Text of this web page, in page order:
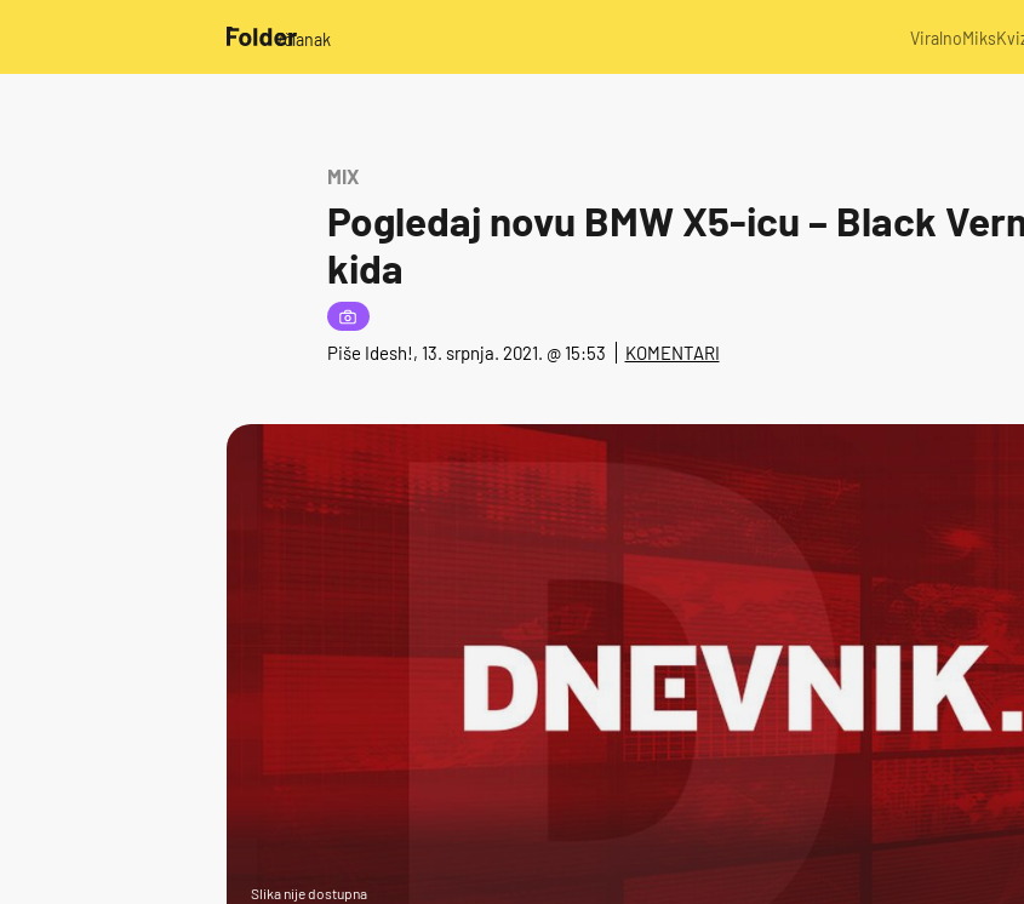
/članak ViralnoMiks
MIX
Pogledaj novu BMW X5-icu – Black
kida
Piše Idesh!, 13. srpnja. 2021. @ 15:53 KOMENTARI
Slika nije dostupna